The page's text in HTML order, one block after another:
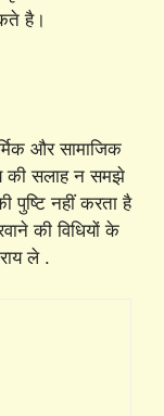
है।
और सामाजिक
की सलाह न समझे
नहीं करता है
की विधियों के
ले .